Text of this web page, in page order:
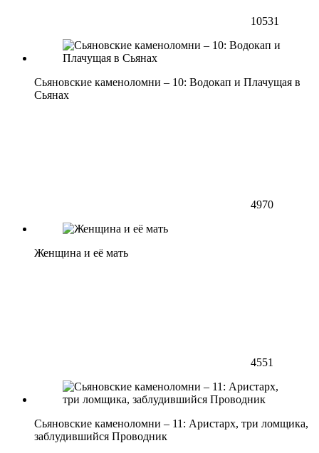
10531
Сьяновские каменоломни – 10: Водокап и Плачущая в
Сьянах
4970
Женщина и её мать
4551
Сьяновские каменоломни – 11: Аристарх, три ломщика,
заблудившийся Проводник